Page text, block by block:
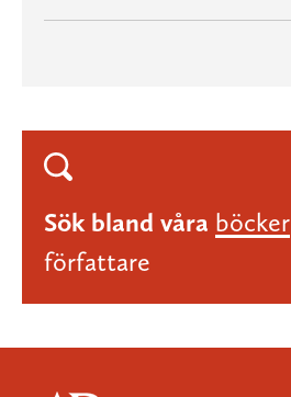
Sök bland våra böcker
författare